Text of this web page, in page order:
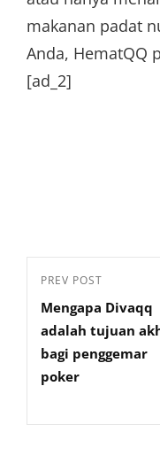
makanan padat
Anda, HematQQ
[ad_2]
Post
navigation
Previous
Post
PREV POST
Mengapa Divaqq
adalah tujuan
bagi penggemar
poker